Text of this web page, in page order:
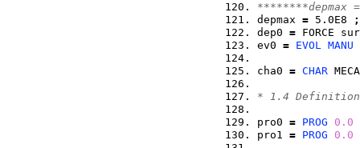
********depmax
depmax = 5.0E8
;
dep0 = FORCE
ev0 = EVOL MANU
cha0 = CHAR
* 1.4
pro0 = PROG 0.0
pro1 = PROG 0.0